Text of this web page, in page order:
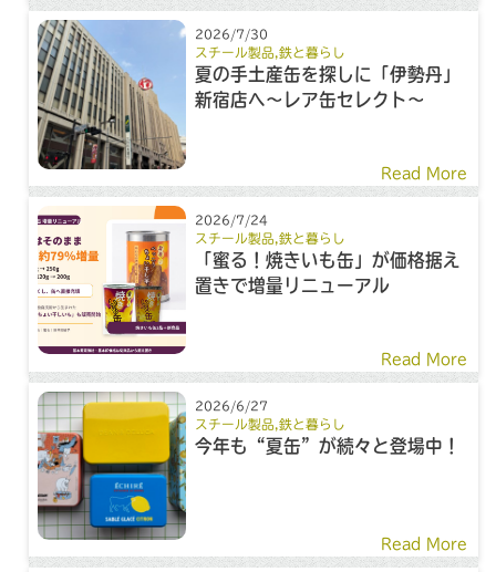
2026/7/30
スチール製品,鉄と暮らし
夏の手土産缶を探しに「伊勢丹」
新宿店へ～レア缶セレクト～
Read More
2026/7/24
スチール製品 ,鉄と暮らし
「蜜る！焼きいも缶」が価格据え
置きで増量リニューアル
Read More
2026/6/27
スチール製品 ,鉄と暮らし
今年も“夏缶”が続々と登場中！
Read More